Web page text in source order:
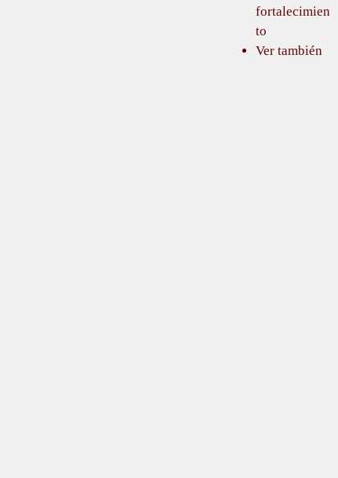
fortalecimien
to
Ver también